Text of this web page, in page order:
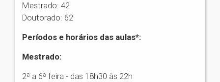
Mestrado: 42
Doutorado: 62
Períodos e horários das aulas*:
Mestrado:
2ª a 6ª feira - das 18h30 às 22h